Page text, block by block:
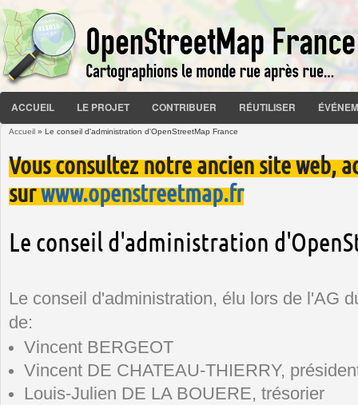
ACCUEIL LE PROJET CONTRIBUER RÉUTILISER
Accueil » Le conseil d'administration d'OpenStreetMap France
Vous consultez notre ancien site web,
surwww.openstreetmap.fr
Le conseil d'administration
Le conseil d'administration, élu lors de l'AG
de:
Vincent BERGEOT
Vincent DE CHATEAU-THIERRY,
Louis-Julien DE LA BOUERE, trésorier